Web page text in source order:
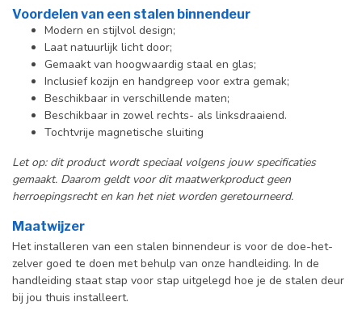
Voordelen van een stalen binnendeur
Modern en stijlvol design;
Laat natuurlijk licht door;
Gemaakt van hoogwaardig staal en glas;
Inclusief kozijn en handgreep voor extra gemak;
Beschikbaar in verschillende maten;
Beschikbaar in zowel rechts- als linksdraaiend.
Tochtvrije magnetische sluiting
Let op: dit product wordt speciaal volgens jouw specificaties
gemaakt. Daarom geldt voor dit maatwerkproduct geen
herroepingsrecht en kan het niet worden geretourneerd.
Maatwijzer
Het installeren van een stalen binnendeur is voor de doe-het-
zelver goed te doen met behulp van onze handleiding. In de
handleiding staat stap voor stap uitgelegd hoe je de stalen deur
bij jou thuis installeert.